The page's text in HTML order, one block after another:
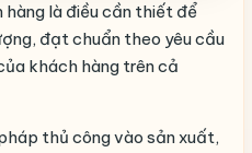
là điều cần thiết để
đạt chuẩn theo yêu cầu
khách hàng trên cả
thủ công vào sản xuất,